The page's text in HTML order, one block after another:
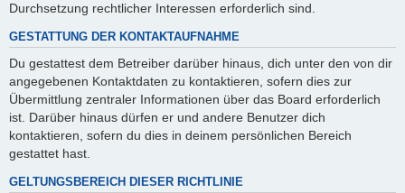
Durchsetzung rechtlicher Interessen erforderlich sind.
GESTATTUNG DER KONTAKTAUFNAHME
Du gestattest dem Betreiber darüber hinaus, dich unter den von dir
angegebenen Kontaktdaten zu kontaktieren, sofern dies zur
Übermittlung zentraler Informationen über das Board erforderlich
ist. Darüber hinaus dürfen er und andere Benutzer dich
kontaktieren, sofern du dies in deinem persönlichen Bereich
gestattet hast.
GELTUNGSBEREICH DIESER RICHTLINIE